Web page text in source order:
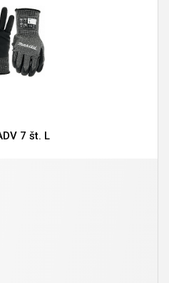
7 št. L
armature &